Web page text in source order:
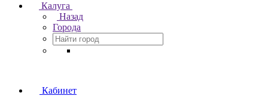
Калуга
Назад
Города
Кабинет